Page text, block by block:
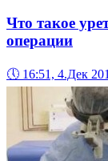
Что такое
операции
🕔 16:51, 4.Дек